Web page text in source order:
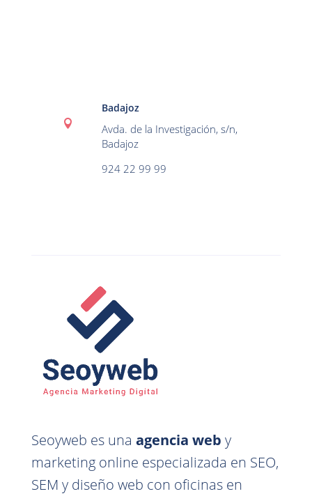

Badajoz
Avda. de la Investigación, s/n,
Badajoz
924 22 99 99
Seoyweb es una agencia web y
marketing online especializada en SEO,
SEM y diseño web con oficinas en